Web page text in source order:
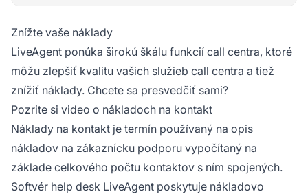
Znížte vaše náklady
LiveAgent ponúka širokú škálu funkcií call centra, ktoré
môžu zlepšiť kvalitu vašich služieb call centra a tiež
znížiť náklady. Chcete sa presvedčiť sami?
Pozrite si video o nákladoch na kontakt
Náklady na kontakt je termín používaný na opis
nákladov na zákaznícku podporu vypočítaný na
základe celkového počtu kontaktov s ním spojených.
Softvér help desk LiveAgent poskytuje nákladovo